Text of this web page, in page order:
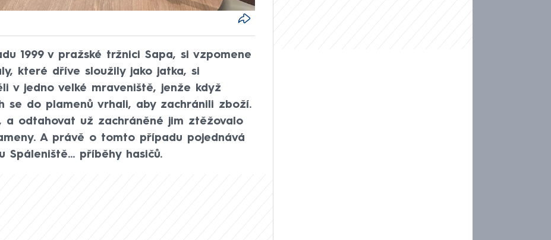
1999 v pražské tržnici Sapa, si vzpomene
které dříve sloužily jako jatka, si
v jedno velké mraveniště, jenže když
se do plamenů vrhali, aby zachránili zboží.
a odtahovat už zachráněné jim ztěžovalo
A právě o tomto případu pojednává
Spáleniště... příběhy hasičů.